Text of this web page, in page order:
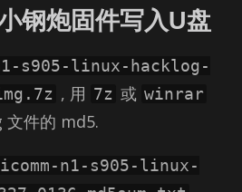
钢炮固件写入U盘
s905-linux-hacklog-
, 用 7z 或 winrar
文件的 md5.
n1-s905-linux-